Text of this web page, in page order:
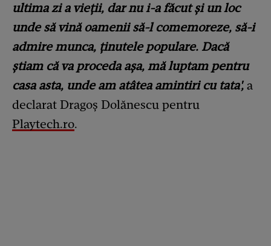
ultima zi a vieții, dar nu i-a făcut și un loc
unde să vină oamenii să-l comemoreze, să-i
admire munca, ținutele populare. Dacă
știam că va proceda așa, mă luptam pentru
casa asta, unde am atâtea amintiri cu tata', a
declarat Dragoș Dolănescu pentru
Playtech.ro.